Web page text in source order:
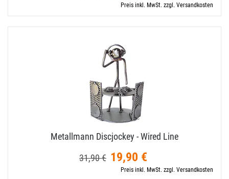
Preis inkl. MwSt. zzgl. Versandkosten
Metallmann Discjockey - Wired Line
31,90 € 19,90 €
Preis inkl. MwSt. zzgl. Versandkosten